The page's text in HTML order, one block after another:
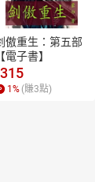
傲重生：第五部
【電子書】
315
1 % (賺3點)